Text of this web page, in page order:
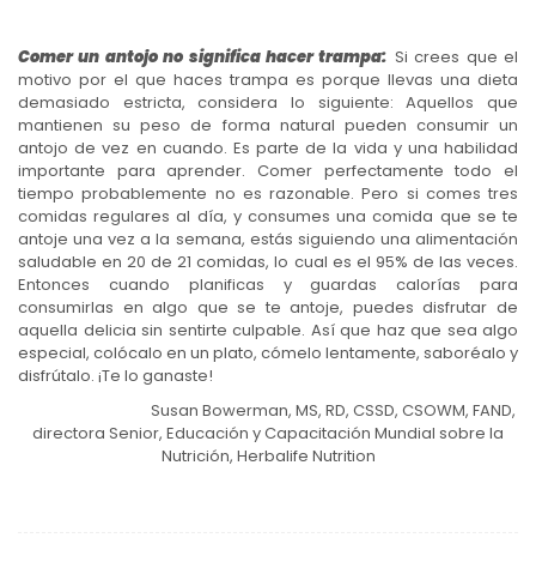
Comer un antojo no significa hacer trampa: Si crees que el
motivo por el que haces trampa es porque llevas una dieta
demasiado estricta, considera lo siguiente: Aquellos que
mantienen su peso de forma natural pueden consumir un
antojo de vez en cuando. Es parte de la vida y una habilidad
importante para aprender. Comer perfectamente todo el
tiempo probablemente no es razonable. Pero si comes tres
comidas regulares al día, y consumes una comida que se te
antoje una vez a la semana, estás siguiendo una alimentación
saludable en 20 de 21 comidas, lo cual es el 95% de las veces.
Entonces cuando planificas y guardas calorías para
consumirlas en algo que se te antoje, puedes disfrutar de
aquella delicia sin sentirte culpable. Así que haz que sea algo
especial, colócalo en un plato, cómelo lentamente, saboréalo y
disfrútalo. ¡Te lo ganaste!
Susan Bowerman, MS, RD, CSSD, CSOWM, FAND,
directora Senior, Educación y Capacitación Mundial sobre la
Nutrición, Herbalife Nutrition